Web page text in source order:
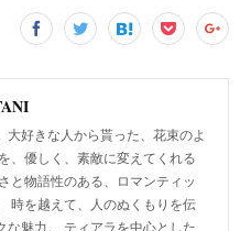
大好きな人から貰った、花束のよ
、優しく、素敵に変えてくれる
と物語性のある、ロマンティッ
時を越えて、人のぬくもりを伝
な魅力。 ティアラを中心とした